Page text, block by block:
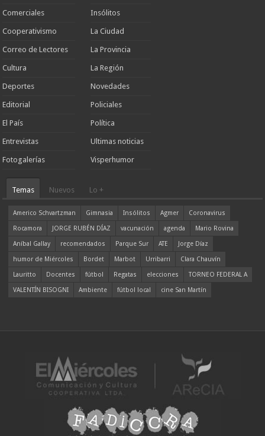
Comerciales
Cooperativismo
Correo de Lectores
Cultura
Deportes
Editorial
El País
Entrevistas
Fotogalerías
Insólitos
La Ciudad
La Provincia
La Región
Novedades
Policiales
Política
Ultimas noticias
Visperhumor
Temas Nuevos Lo +
Americo Schvartzman Gimnasia Insólitos Agmer
Coronavirus
Rocamora
JORGE RUBÉN DÍAZ vacunación agenda
Mario Rovina
Aníbal Gallay
recomendados Parque Sur ATE
Jorge Díaz
humor de Miércoles
Bordet Marbot Urribarri
Clara Chauvín
Lauritto
Docentes fútbol Regatas elecciones
TORNEO FEDERAL A
VALENTÍN BISOGNI
Ambiente fútbol local cine San Martín